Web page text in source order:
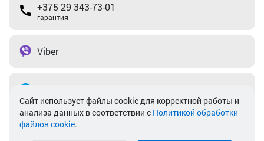
+375 29 343-73-01
гарантия
Viber
info@akkamulik.by
Cайт использует файлы cookie для корректной работы и
анализа данных в соответствии с Политикой обработки
файлов cookie.